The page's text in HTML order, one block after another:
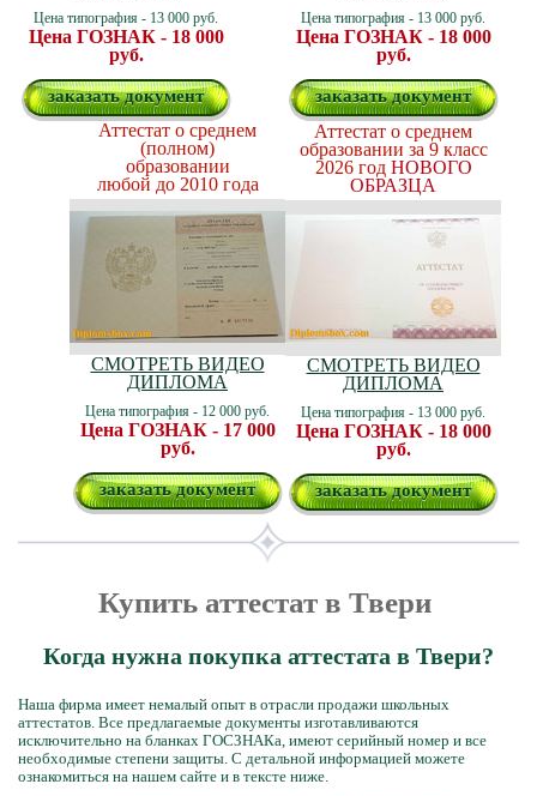
Цена типография - 13 000 руб.
Цена ГОЗНАК - 18 000
руб.
заказать документ
Цена типография - 13 000 руб.
Цена ГОЗНАК - 18 000
руб.
заказать документ
Аттестат о среднем
(полном)
образовании
любой до 2010 года
СМОТРЕТЬ ВИДЕО
ДИПЛОМА
Цена типография - 12 000 руб.
Цена ГОЗНАК - 17 000
руб.
заказать документ
Аттестат о среднем
образовании за 9 класс
2026 год НОВОГО
ОБРАЗЦА
СМОТРЕТЬ ВИДЕО
ДИПЛОМА
Цена типография - 13 000 руб.
Цена ГОЗНАК - 18 000
руб.
заказать документ
Купить аттестат в Твери
Когда нужна покупка аттестата в Твери?
Наша фирма имеет немалый опыт в отрасли продажи школьных
аттестатов. Все предлагаемые документы изготавливаются
исключительно на бланках ГОСЗНАКа, имеют серийный номер и все
необходимые степени защиты. С детальной информацией можете
ознакомиться на нашем сайте и в тексте ниже.